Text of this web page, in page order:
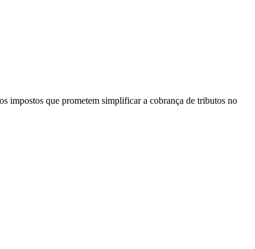
impostos que prometem simplificar a cobrança de tributos no